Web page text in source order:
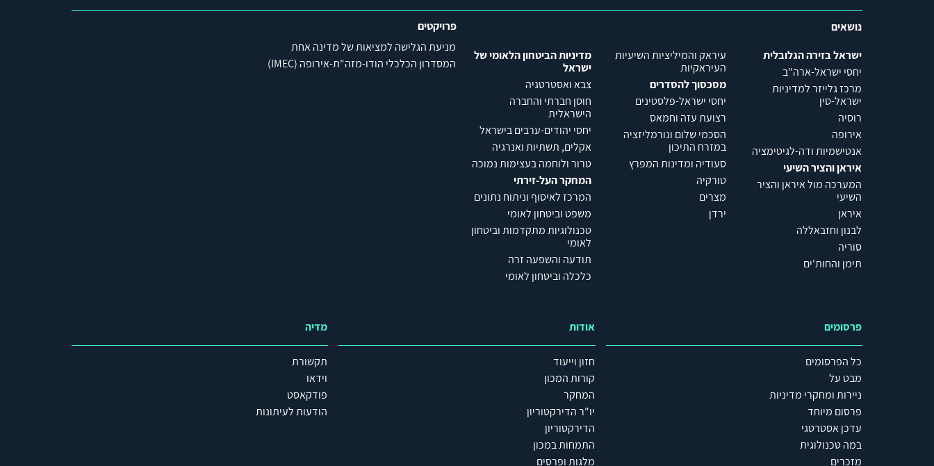
נושאים
ישראל בזירה הגלובלית
יחסי ישראל-ארה"ב
מרכז גלייזר למדיניות
ישראל-סין
רוסיה
אירופה
אנטישמיות ודה-לגיטימציה
איראן והציר השיעי
המערכה מול איראן והציר
השיעי
איראן
לבנון וחזבאללה
סוריה
תימן והחות'ים
עיראק והמיליציות השיעיות
העיראקיות
מסכסוך להסדרים
יחסי ישראל-פלסטינים
רצועת עזה וחמאס
הסכמי שלום ונורמליזציה
במזרח התיכון
סעודיה ומדינות המפרץ
טורקיה
מצרים
ירדן
מדיניות הביטחון הלאומי של
ישראל
צבא ואסטרטגיה
חוסן חברתי והחברה
הישראלית
יחסי יהודים-ערבים בישראל
אקלים, תשתיות ואנרגיה
טרור ולוחמה בעצימות נמוכה
המחקר העל-זירתי
המרכז לאיסוף וניתוח נתונים
משפט וביטחון לאומי
טכנולוגיות מתקדמות וביטחון
לאומי
תודעה והשפעה זרה
כלכלה וביטחון לאומי
פרויקטים
מניעת הגלישה למציאות של מדינה אחת
המסדרון הכלכלי הודו-מזה"ת-אירופה (IMEC)
פרסומים
כל הפרסומים
מבט על
ניירות ומחקרי מדיניות
פרסום מיוחד
עדכן אסטרטגי
במה טכנולוגית
מזכרים
אודות
חזון וייעוד
קורות המכון
המחקר
יו"ר הדירקטוריון
הדירקטוריון
התמחות במכון
מלגות ופרסים
מדיה
תקשורת
וידאו
פודקאסט
הודעות לעיתונות